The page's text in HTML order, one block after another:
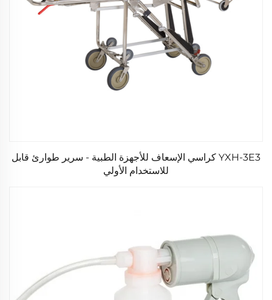
YXH-3E3 كراسي الإسعاف للأجهزة الطبية - سرير طوارئ قابل
للاستخدام الأولي